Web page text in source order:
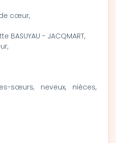
cœur,
- JACQMART,
sœurs, neveux, nièces,